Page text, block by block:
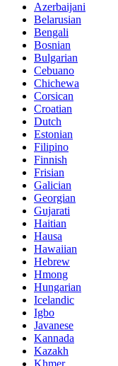
Azerbaijani
Belarusian
Bengali
Bosnian
Bulgarian
Cebuano
Chichewa
Corsican
Croatian
Dutch
Estonian
Filipino
Finnish
Frisian
Galician
Georgian
Gujarati
Haitian
Hausa
Hawaiian
Hebrew
Hmong
Hungarian
Icelandic
Igbo
Javanese
Kannada
Kazakh
Khmer